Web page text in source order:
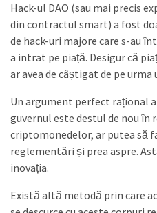
Hack-ul DAO (sau mai precis
din contractul smart) a fost
de hack-uri majore care s-au
a intrat pe piață. Desigur că
ar avea de câștigat de pe
Un argument perfect rațional
guvernul este destul de nou în
criptomonedelor, ar putea să
reglementări și prea aspre.
inovația.
Există altă metodă prin care